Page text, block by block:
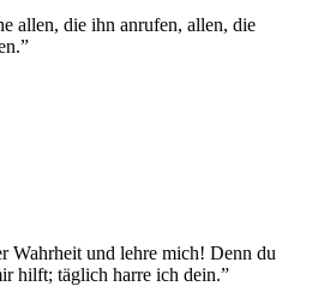
allen, die ihn anrufen, allen, die
”
Wahrheit und lehre mich! Denn du
hilft; täglich harre ich dein.”